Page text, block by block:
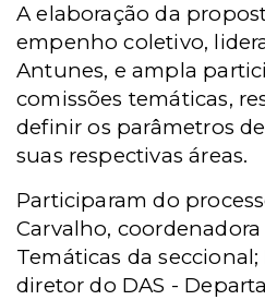
A elaboração da
empenho coletivo,
Antunes, e ampla
comissões temáticas,
definir os parâmetros
suas respectivas áreas.
Participaram do
Carvalho, coordenadora
Temáticas da
diretor do DAS -